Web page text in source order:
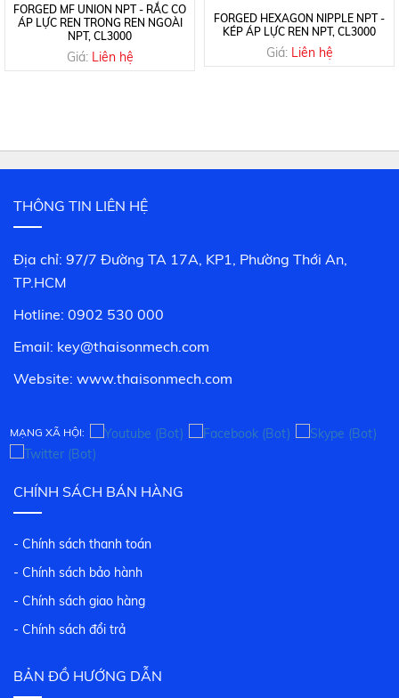
FORGED MF UNION NPT - RẮC CO
ÁP LỰC REN TRONG REN NGOÀI
NPT, CL3000
Giá: Liên hệ
FORGED HEXAGON NIPPLE NPT -
KÉP ÁP LỰC REN NPT, CL3000
Giá: Liên hệ
THÔNG TIN LIÊN HỆ
Địa chỉ: 97/7 Đường TA 17A, KP1, Phường Thới An,
TP.HCM
Hotline: 0902 530 000
Email: key@thaisonmech.com
Website: www.thaisonmech.com
MẠNG XÃ HỘI:
CHÍNH SÁCH BÁN HÀNG
- Chính sách thanh toán
- Chính sách bảo hành
- Chính sách giao hàng
- Chính sách đổi trả
BẢN ĐỒ HƯỚNG DẪN